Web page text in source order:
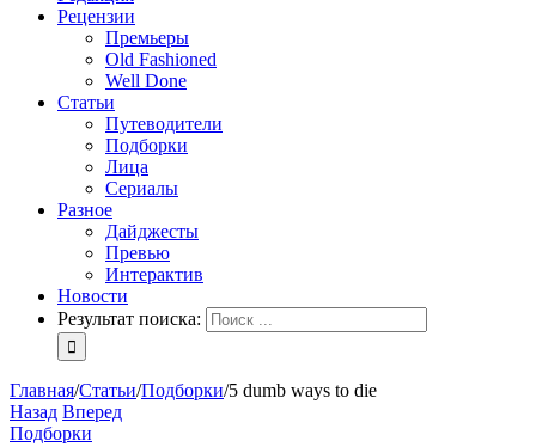
Рецензии
Премьеры
Old Fashioned
Well Done
Статьи
Путеводители
Подборки
Лица
Сериалы
Разное
Дайджесты
Превью
Интерактив
Новости
Результат поиска:
Главная/Статьи/Подборки/5 dumb ways to die
Назад Вперед
Подборки